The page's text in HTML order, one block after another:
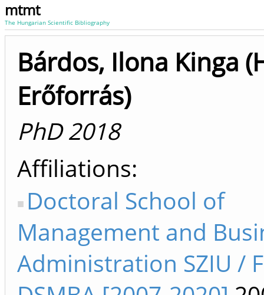
mtmt
The Hungarian Scientific Bibliography
Bárdos, Ilona Kinga
Erőforrás)
PhD 2018
Affiliations
Doctoral School of
Management and
Administration SZIU /